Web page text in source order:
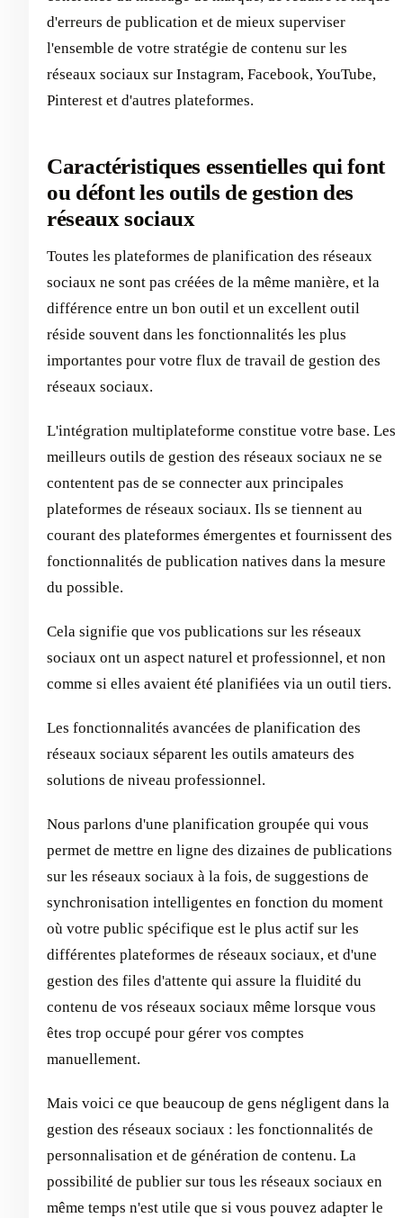
d'erreurs de publication et de mieux superviser
l'ensemble de votre stratégie de contenu sur les
réseaux sociaux sur Instagram, Facebook, YouTube,
Pinterest et d'autres plateformes.
Caractéristiques essentielles qui font
ou défont les outils de gestion des
réseaux sociaux
Toutes les plateformes de planification des réseaux
sociaux ne sont pas créées de la même manière, et la
différence entre un bon outil et un excellent outil
réside souvent dans les fonctionnalités les plus
importantes pour votre flux de travail de gestion des
réseaux sociaux.
L'intégration multiplateforme constitue votre base. Les
meilleurs outils de gestion des réseaux sociaux ne se
contentent pas de se connecter aux principales
plateformes de réseaux sociaux. Ils se tiennent au
courant des plateformes émergentes et fournissent des
fonctionnalités de publication natives dans la mesure
du possible.
Cela signifie que vos publications sur les réseaux
sociaux ont un aspect naturel et professionnel, et non
comme si elles avaient été planifiées via un outil tiers.
Les fonctionnalités avancées de planification des
réseaux sociaux séparent les outils amateurs des
solutions de niveau professionnel.
Nous parlons d'une planification groupée qui vous
permet de mettre en ligne des dizaines de publications
sur les réseaux sociaux à la fois, de suggestions de
synchronisation intelligentes en fonction du moment
où votre public spécifique est le plus actif sur les
différentes plateformes de réseaux sociaux, et d'une
gestion des files d'attente qui assure la fluidité du
contenu de vos réseaux sociaux même lorsque vous
êtes trop occupé pour gérer vos comptes
manuellement.
Mais voici ce que beaucoup de gens négligent dans la
gestion des réseaux sociaux : les fonctionnalités de
personnalisation et de génération de contenu. La
possibilité de publier sur tous les réseaux sociaux en
même temps n'est utile que si vous pouvez adapter le